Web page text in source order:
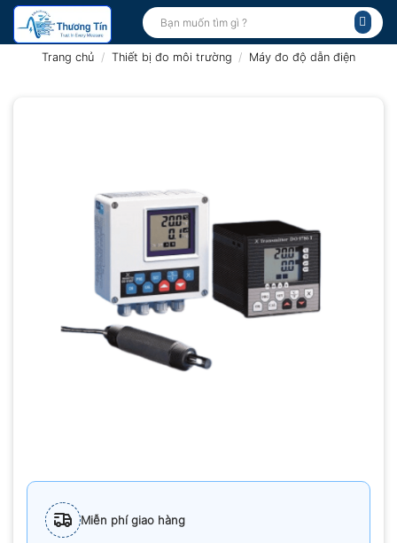
Bỏ
qua
Tìm
kiếm:
Trang chủ / Thiết bị đo môi trường / Máy đo độ dẫn điện
Miễn phí giao hàng